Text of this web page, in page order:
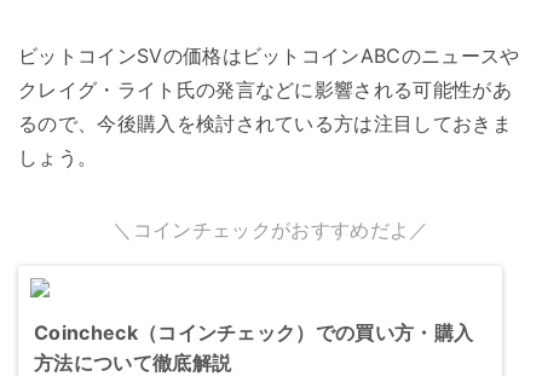
ビットコインSVの価格はビットコインABCのニュースや
クレイグ・ライト氏の発言などに影響される可能性があ
るので、今後購入を検討されている方は注目しておきま
しょう。
＼コインチェックがおすすめだよ／
Coincheck（コインチェック）での買い方・購入
方法について徹底解説